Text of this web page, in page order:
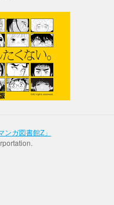
ガ図書館Z」